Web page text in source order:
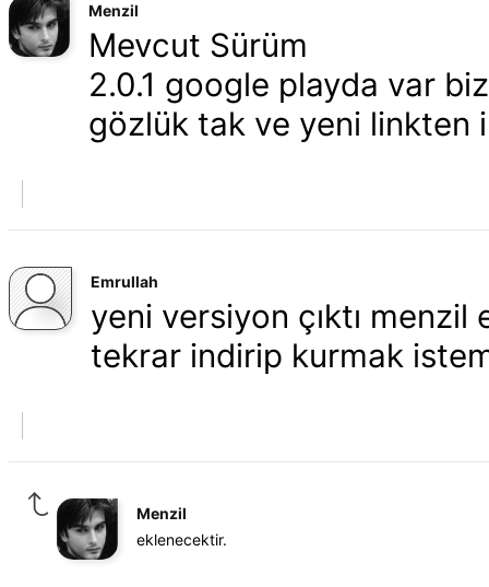
Menzil
Mevcut Sürüm
2.0.1 google playda var
gözlük tak ve yeni linkten
Emrullah
yeni versiyon çıktı
tekrar indirip kurmak
Menzil
eklenecektir.